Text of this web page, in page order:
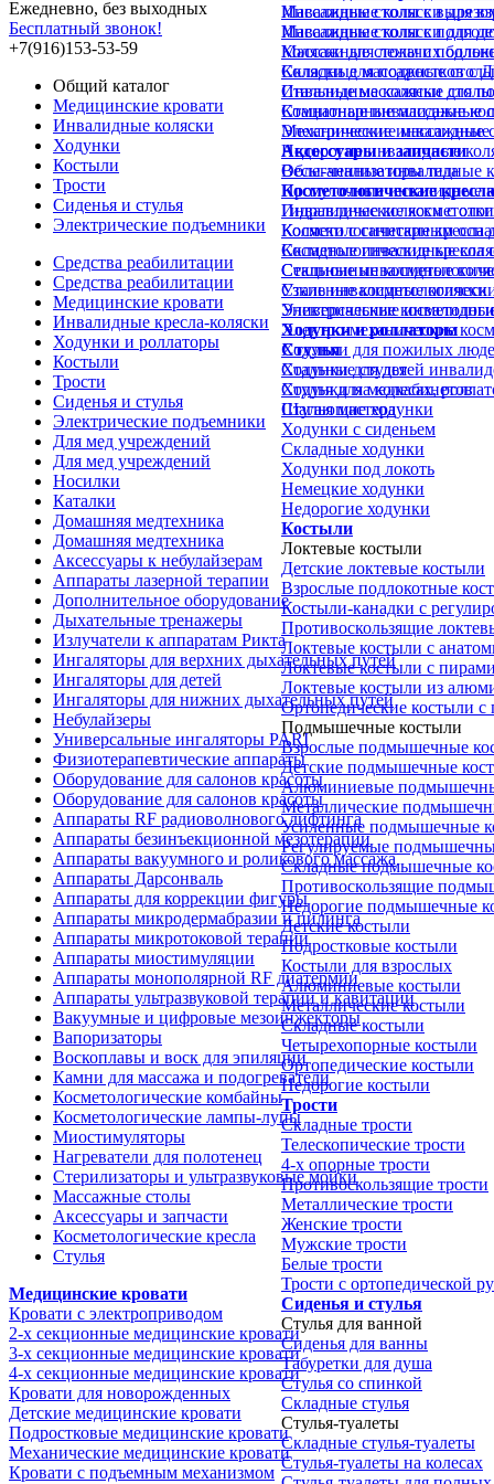
Ежедневно, без выходных
Бесплатный звонок!
+7(916)153-53-59
Общий каталог
Медицинские кровати
Инвалидные коляски
Ходунки
Костыли
Трости
Сиденья и стулья
Электрические подъемники
Средства реабилитации
Средства реабилитации
Медицинские кровати
Инвалидные кресла-коляски
Ходунки и роллаторы
Костыли
Трости
Сиденья и стулья
Электрические подъемники
Для мед учреждений
Для мед учреждений
Носилки
Каталки
Домашняя медтехника
Домашняя медтехника
Аксессуары к небулайзерам
Аппараты лазерной терапии
Дополнительное оборудование
Дыхательные тренажеры
Излучатели к аппаратам Рикта
Ингаляторы для верхних дыхательных путей
Ингаляторы для детей
Ингаляторы для нижних дыхательных путей
Небулайзеры
Универсальные ингаляторы PARI
Физиотерапевтические аппараты
Оборудование для салонов красоты
Оборудование для салонов красоты
Аппараты RF радиоволнового лифтинга
Аппараты безинъекционной мезотерапии
Аппараты вакуумного и роликового массажа
Аппараты Дарсонваль
Аппараты для коррекции фигуры
Аппараты микродермабразии и пилинга
Аппараты микротоковой терапии
Аппараты миостимуляции
Аппараты монополярной RF диатермии
Аппараты ультразвуковой терапии и кавитации
Вакуумные и цифровые мезоинжекторы
Вапоризаторы
Воскоплавы и воск для эпиляции
Камни для массажа и подогреватели
Косметологические комбайны
Косметологические лампы-лупы
Миостимуляторы
Нагреватели для полотенец
Стерилизаторы и ультразвуковые мойки
Массажные столы
Аксессуары и запчасти
Косметологические кресла
Стулья
Медицинские кровати
Кровати с электроприводом
2-х секционные медицинские кровати
3-х секционные медицинские кровати
4-х секционные медицинские кровати
Кровати для новорожденных
Детские медицинские кровати
Подростковые медицинские кровати
Механические медицинские кровати
Кровати с подъемным механизмом
Инвалидные коляски для
Инвалидные коляски для
Коляски для лежачих
Коляски для подростков с
Инвалидные коляски для
Комнатные инвалидные
Механические инвалидные
Недорогие инвалидные
Облегченные инвалидные
Прогулочные инвалидные
Инвалидные коляски с
Коляски с санитарным
Складные инвалидные
Стальные инвалидные
Узкие инвалидные коляски
Универсальные
Ходунки и роллаторы
Ходунки для пожилых
Ходунки для детей
Ходунки на колесах,
Шагающие ходунки
Ходунки с сиденьем
Складные ходунки
Ходунки под локоть
Немецкие ходунки
Недорогие ходунки
Костыли
Локтевые костыли
Детские локтевые костыли
Взрослые подлокотные
Костыли-канадки с
Противоскользящие
Локтевые костыли с
Локтевые костыли с
Локтевые костыли из
Ортопедические костыли с
Подмышечные костыли
Взрослые подмышечные
Детские подмышечные
Алюминиевые
Металлические
Усиленные подмышечные
Регулируемые
Складные подмышечные
Противоскользящие
Недорогие подмышечные
Детские костыли
Подростковые костыли
Костыли для взрослых
Алюминиевые костыли
Металлические костыли
Складные костыли
Четырехопорные костыли
Ортопедические костыли
Недорогие костыли
Трости
Складные трости
Телескопические трости
4-х опорные трости
Противоскользящие трости
Металлические трости
Женские трости
Мужские трости
Белые трости
Трости с ортопедической
Сиденья и стулья
Стулья для ванной
Сиденья для ванны
Табуретки для душа
Стулья со спинкой
Складные стулья
Стулья-туалеты
Складные стулья-туалеты
Стулья-туалеты на колесах
Массажные столы с
Массажные столы с
Массажные столы с
Складные массажные столы
Стальные массажные столы
Стационарные массажные
Электрические массажные
Аксессуары и запчасти
Весы-анализаторы тела
Косметологические кресла
Гидравлические
Косметологические кресла
Косметологические кресла
Секционные
Стальные
Электрические
Электро-механические
Стулья
Стальные стулья
Стулья для медкабинетов
Стулья мастера